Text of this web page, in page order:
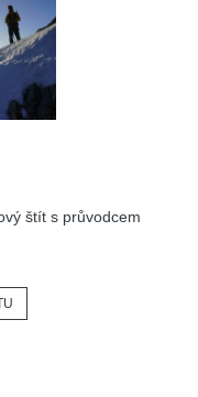
štít s průvodcem